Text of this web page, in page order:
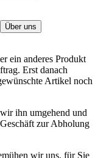
Über uns
ein anderes Produkt
Erst danach
Artikel noch
ihn umgehend und
zur Abholung
wir uns, für Sie